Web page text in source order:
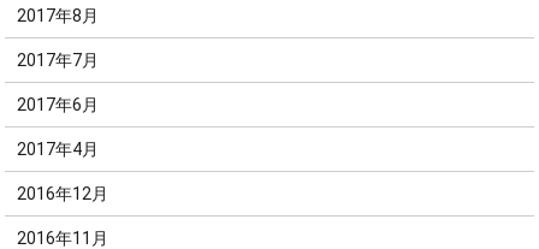
2017年8月
2017年7月
2017年6月
2017年4月
2016年12月
2016年11月